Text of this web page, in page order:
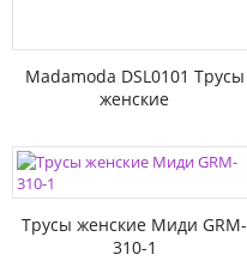
Madamoda DSL0101 Трусы
женские
Трусы женские Миди GRM-
310-1